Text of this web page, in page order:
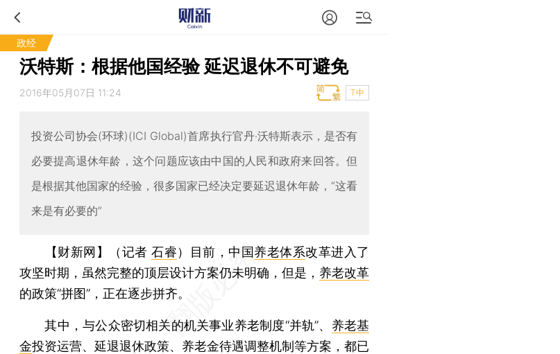
政经
沃特斯：根据他国经验 延迟退休不可避免
2016年05月07日 11:24 T中
投资公司协会(环球)(ICI Global)首席执行官丹‧沃特斯表示，是否有
必要提高退休年龄，这个问题应该由中国的人民和政府来回答。但
是根据其他国家的经验，很多国家已经决定要延迟退休年龄，“这看
来是有必要的”
【财新网】（记者石睿） 目前，中国养老体系改革进入了
攻坚时期，虽然完整的顶层设计方案仍未明确，但是， 养老改革
的政策“拼图”，正在逐步拼齐。
其中，与公众密切相关的机关事业养老制度“并轨”、 养老基
金投资运营、延退退休政策、养老金待遇调整机制等方案，都已